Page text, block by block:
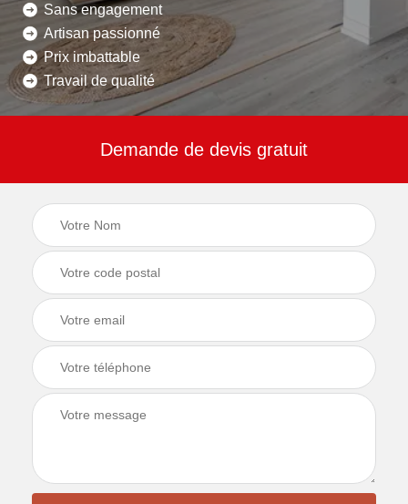
Sans engagement
Artisan passionné
Prix imbattable
Travail de qualité
Demande de devis gratuit